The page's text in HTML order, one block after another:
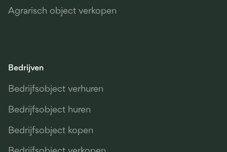
Agrarisch object verkopen
Bedrijven
Bedrijfsobject verhuren
Bedrijfsobject huren
Bedrijfsobject kopen